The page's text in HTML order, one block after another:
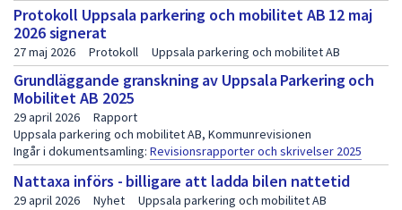
e
d
p
u
b
l
i
Protokoll Uppsala parkering och mobilitet AB 12 maj
2026 signerat
27 maj 2026 Protokoll Uppsala parkering och mobilitet AB
Grundläggande granskning av Uppsala Parkering och
Mobilitet AB 2025
29 april 2026
Rapport
Uppsala parkering och mobilitet AB, Kommunrevisionen
Ingår i dokumentsamling: Revisionsrapporter och skrivelser 2025
Nattaxa införs - billigare att ladda bilen nattetid
29 april 2026 Nyhet Uppsala parkering och mobilitet AB